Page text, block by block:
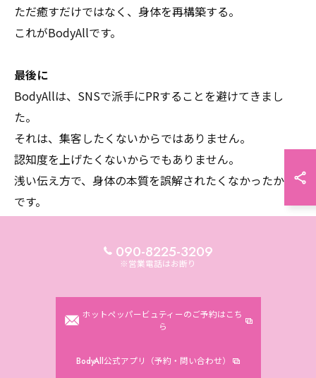
ただ癒すだけではなく、身体を再構築する。
これがBodyAllです。
最後に
BodyAllは、SNSで派手にPRすることを避けてきまし
た。
それは、集客したくないからではありません。
認知度を上げたくないからでもありません。
浅い伝え方で、身体の本質を誤解されたくなかったから
です。
す」と言いたくなかったからです。
人気店になりたくないわけではありません。
本当に身体を変えたい方。
自分の身体と向き合いたい方。
表面的なリラクゼーションではなく、身体の本質から見
090-8225-3209
※営業電話はお断り
ホットペッパービュティーのご予約はこち
ら
BodyAll公式アプリ（予約・問い合わせ）